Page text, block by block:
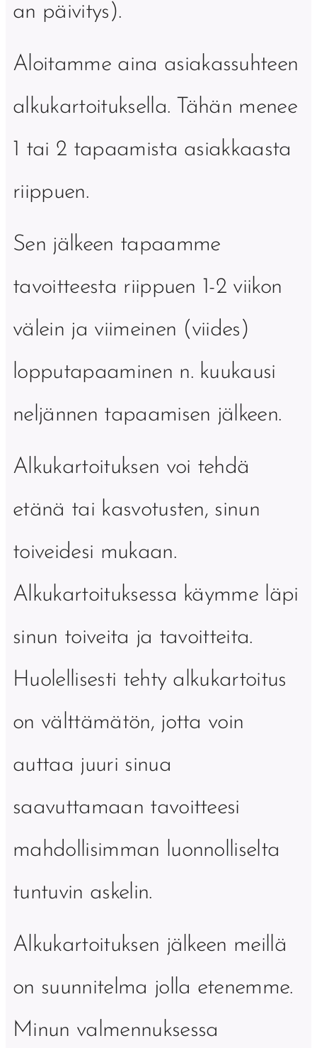
an päivitys).
Aloitamme aina asiakassuhteen
alkukartoituksella. Tähän menee
1 tai 2 tapaamista asiakkaasta
riippuen.
Sen jälkeen tapaamme
tavoitteesta riippuen 1-2 viikon
välein ja viimeinen (viides)
lopputapaaminen n. kuukausi
neljännen tapaamisen jälkeen.
Alkukartoituksen voi tehdä
etänä tai kasvotusten, sinun
toiveidesi mukaan.
Alkukartoituksessa käymme läpi
sinun toiveita ja tavoitteita.
Huolellisesti tehty alkukartoitus
on välttämätön, jotta voin
auttaa juuri sinua
saavuttamaan tavoitteesi
mahdollisimman luonnolliselta
tuntuvin askelin.
Alkukartoituksen jälkeen meillä
on suunnitelma jolla etenemme.
Minun valmennuksessa